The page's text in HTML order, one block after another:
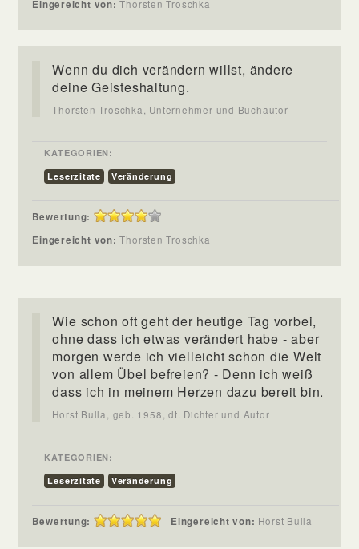
Eingereicht von:Thorsten Troschka
Wenn du dich verändern willst, ändere
deine Geisteshaltung.
Thorsten Troschka, Unternehmer und Buchautor
KATEGORIEN:
Leserzitate
Veränderung
Bewertung:
Eingereicht von:Thorsten Troschka
Wie schon oft geht der heutige Tag vorbei,
ohne dass ich etwas verändert habe - aber
morgen werde ich vielleicht schon die Welt
von allem Übel befreien? - Denn ich weiß
dass ich in meinem Herzen dazu bereit bin.
Horst Bulla, geb. 1958, dt. Dichter und Autor
KATEGORIEN:
Leserzitate
Veränderung
Bewertung: Eingereicht von: Horst Bulla